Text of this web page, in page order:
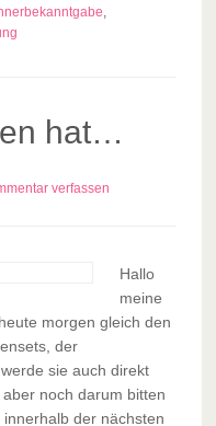
,
hat…
verfassen
Hallo
meine
morgen gleich den
der
sie auch direkt
noch darum bitten
der nächsten